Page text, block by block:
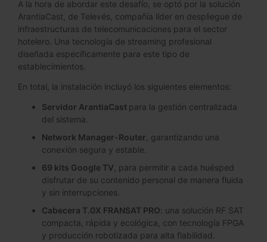
A la hora de abordar este desafío, se optó por la solución
ArantiaCast, de Televés, compañía líder en despliegue de
infraestructuras de telecomunicaciones para el sector
hotelero. Una tecnología de streaming profesional
diseñada específicamente para este tipo de
establecimientos.
En total, la instalación incluyó los siguientes elementos:
Servidor ArantiaCast para la gestión centralizada
del sistema.
Network Manager-Router , garantizando una
conexión segura y estable.
69 kits Google TV , para permitir a cada huésped
disfrutar de su contenido personal de manera fluida
y sin interrupciones.
Cabecera T.0X FRANSAT PRO: una solución RF SAT
compacta, rápida y ecológica, con tecnología FPGA
y producción robotizada para alta fiabilidad.